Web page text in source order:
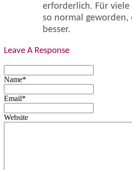
erforderlich. Für viele
so normal geworden,
besser.
Leave A Response
Name*
Email*
Website